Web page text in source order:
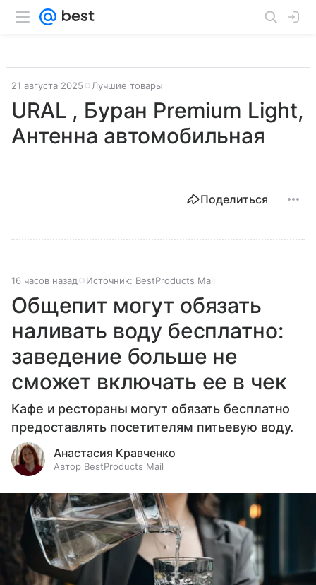
21 августа 2025 Лучшие товары
URAL , Буран Premium Light,
Антенна автомобильная
Поделиться
16 часов назад Источник: BestProducts Mail
Общепит могут обязать
наливать воду бесплатно:
заведение больше не
сможет включать ее в чек
Кафе и рестораны могут обязать бесплатно
предоставлять посетителям питьевую воду.
Анастасия Кравченко
Автор BestProducts Mail